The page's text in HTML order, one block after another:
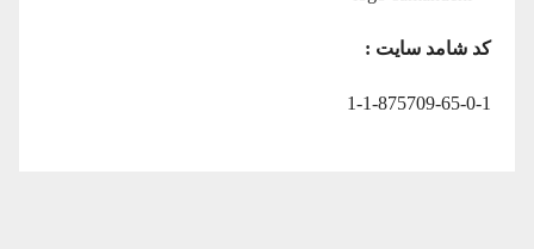
کد شامد سایت :
1-1-875709-65-0-1